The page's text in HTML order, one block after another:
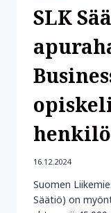
SLK
16.12.2024
Suomen
Säätiö) on